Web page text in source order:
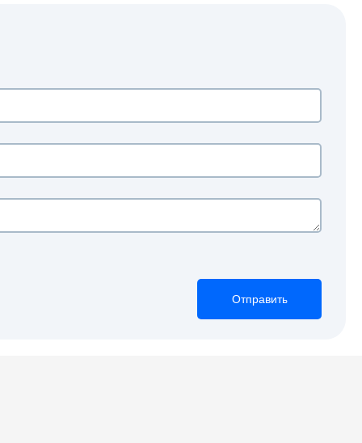
Отправить
Отправить
Отправить